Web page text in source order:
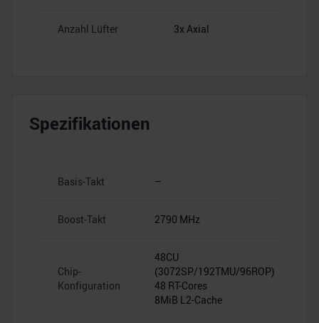
Anzahl Lüfter 3x Axial
Spezifikationen
Basis-Takt –
Boost-Takt 2790 MHz
Chip-
Konfiguration
48CU
(3072SP/192TMU/96ROP)
48 RT-Cores
8MiB L2-Cache